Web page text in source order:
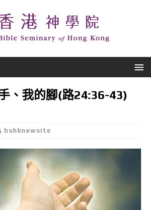
、我的腳(路24:36-43)
bshknewsite